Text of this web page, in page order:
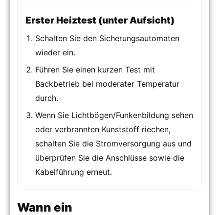
Erster Heiztest (unter Aufsicht)
Schalten Sie den Sicherungsautomaten
wieder ein.
Führen Sie einen kurzen Test mit
Backbetrieb bei moderater Temperatur
durch.
Wenn Sie Lichtbögen/Funkenbildung sehen
oder verbrannten Kunststoff riechen,
schalten Sie die Stromversorgung aus und
überprüfen Sie die Anschlüsse sowie die
Kabelführung erneut.
Wann ein